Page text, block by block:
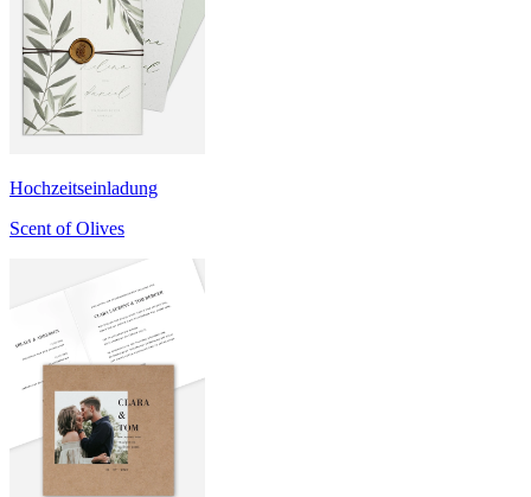
Hochzeitseinladung
Scent of Olives